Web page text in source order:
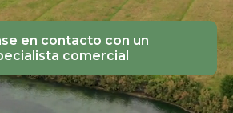
en contacto con un
comercial